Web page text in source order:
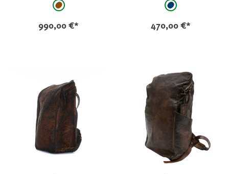
auswählen
mittelbraun
990,00 €*
auswählen
marine
470,00 €*